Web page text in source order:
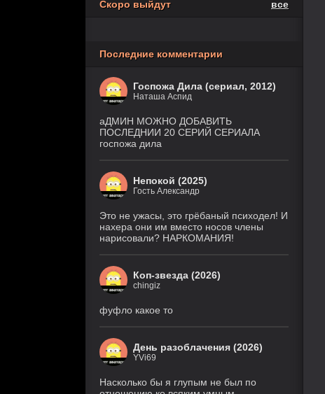
Скоро выйдут все
Последние комментарии
Госпожа Дила (сериал, 2012)
Наташа Аспид
аДМИН МОЖНО ДОБАВИТЬ
ПОСЛЕДНИИ 20 СЕРИЙ СЕРИАЛА
госпожа дила
Непокой (2025)
Гость Александр
Это не ужасы, это грёбаный психодел! И
нахера они им вместо носов члены
нарисовали? НАРКОМАНИЯ!
Коп-звезда (2026)
chingiz
фуфло какое то
День разоблачения (2026)
YVi69
Насколько бы я глупым не был по